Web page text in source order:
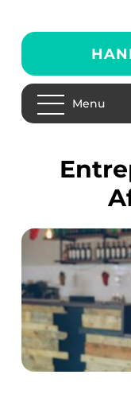
Menu
Entreprenörskap &